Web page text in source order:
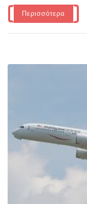
Περισσότερα